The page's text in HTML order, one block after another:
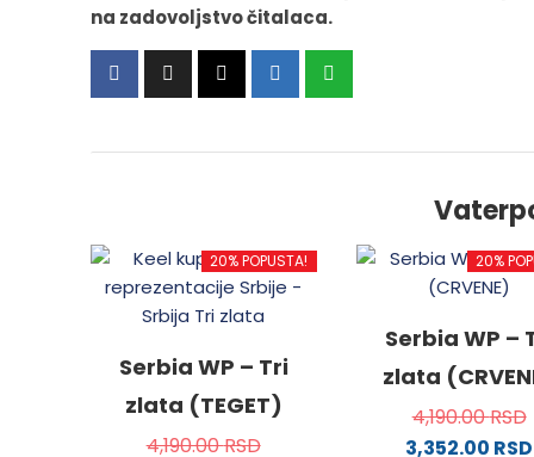
na zadovoljstvo čitalaca.
20% POPUSTA!
Serbia WP – Tri
zlata (TEGET)
4,190.00RSD
20%
Serbia WP –
zlata
4,190.00RSD
3,352.00 RSD